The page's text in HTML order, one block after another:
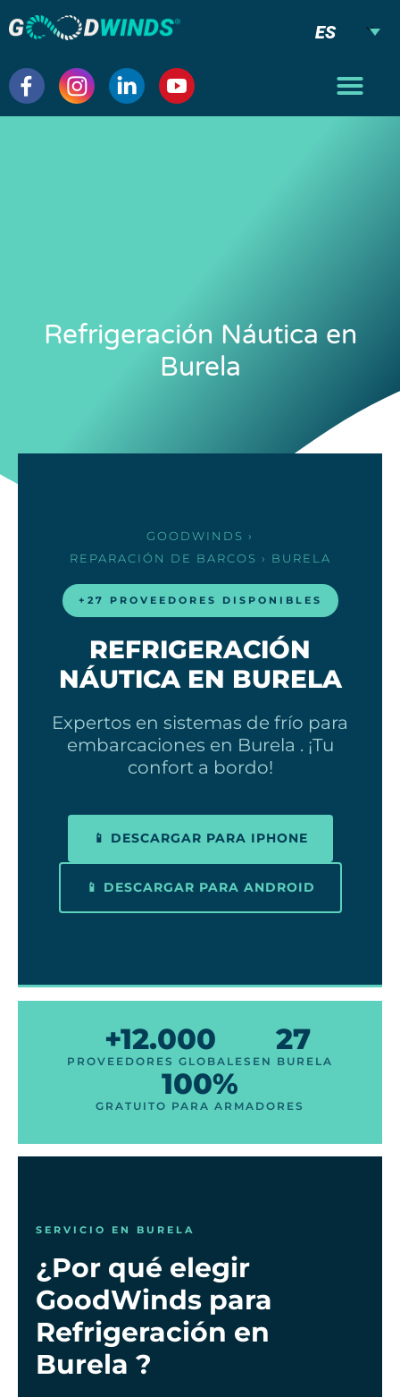
ES
Refrigeración Náutica en
Burela
GOODWINDS ›
REPARACIÓN DE BARCOS › BURELA
+27 PROVEEDORES DISPONIBLES
REFRIGERACIÓN
NÁUTICA EN BURELA
Expertos en sistemas de frío para
embarcaciones en Burela . ¡Tu
confort a bordo!
📱 DESCARGAR PARA IPHONE
📱 DESCARGAR PARA ANDROID
+12.000
PROVEEDORES GLOBALES
27
EN BURELA
100%
GRATUITO PARA ARMADORES
SERVICIO EN BURELA
¿Por qué elegir
GoodWinds para
Refrigeración en
Burela ?